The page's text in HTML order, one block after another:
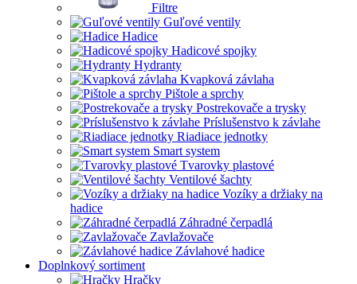
Filtre
Guľové ventily
Hadice
Hadicové spojky
Hydranty
Kvapková závlaha
Pištole a sprchy
Postrekovače a trysky
Príslušenstvo k závlahe
Riadiace jednotky
Smart system
Tvarovky plastové
Ventilové šachty
Vozíky a držiaky na
hadice
Záhradné čerpadlá
Zavlažovače
Závlahové hadice
Doplnkový sortiment
Hračky